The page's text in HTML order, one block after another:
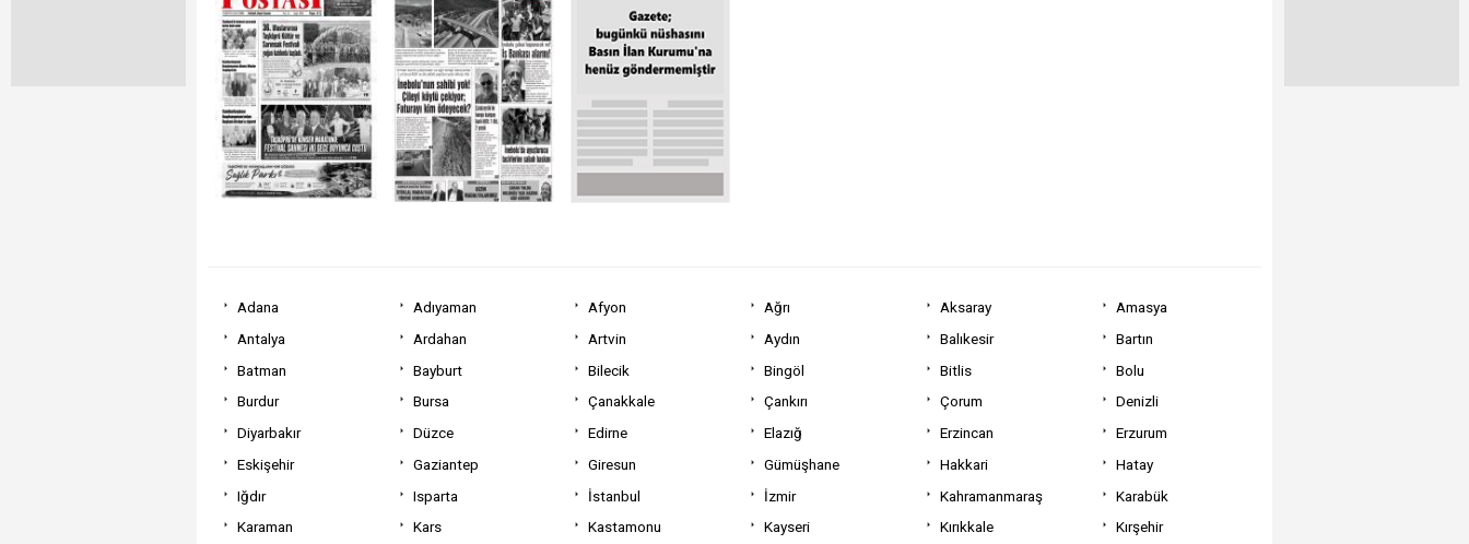
Adana Adıyaman Afyon Ağrı Aksaray
Amasya
Antalya
Ardahan Artvin Aydın Balıkesir
Bartın
Batman
Bayburt Bilecik Bingöl Bitlis
Bolu
Burdur
Bursa Çanakkale Çankırı Çorum
Denizli
Diyarbakır
Düzce Edirne Elazığ Erzincan
Erzurum
Eskişehir
Gaziantep Giresun Gümüşhane Hakkari
Hatay
Iğdır
Isparta İstanbul İzmir Kahramanmaraş
Karabük
Karaman
Kars Kastamonu Kayseri Kırıkkale
Kırşehir